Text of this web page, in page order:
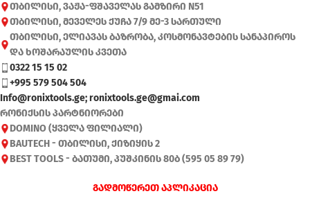
თბილისი, ვაჟა-ფშაველას გამზირი N51
თბილისი, მეველეს ქუჩა 7/9 მე-3 სართული
თბილისი, ელიავას ბაზრობა, კოსმონავტების სანაპიროს
და ხოშარაულის კვეთა
0322 15 15 02
+995 579 504 504
Info@ronixtools.ge; ronixtools.ge@gmai.com
რონიქსის პარტნიორები
DOMINO (ყველა ფილიალი)
BAUTECH - თბილისი, ქიზიყის 2
BEST TOOLS - ბათუმი, პუშკინის 80ბ (595 05 89 79)
გადმოწერეთ აპლიკაცია